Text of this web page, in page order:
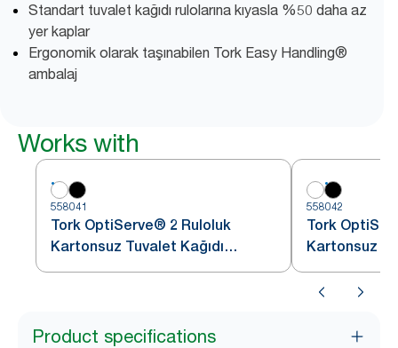
Standart tuvalet kağıdı rulolarına kıyasla %50 daha az
yer kaplar
Ergonomik olarak taşınabilen Tork Easy Handling®
ambalaj
Works with
558041
Tork OptiServe® 2 Ruloluk
Kartonsuz Tuvalet Kağıdı
Dispenseri Beyaz T7
558042
Tork
Kartonsuz
Dispenseri
Product specifications